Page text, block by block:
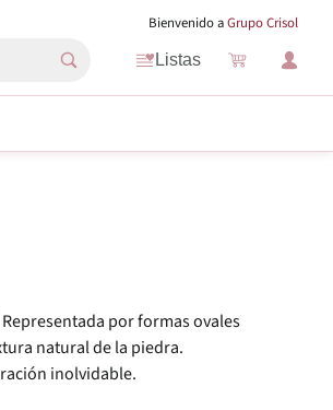
Bienvenido aGrupo Crisol
Listas
por formas ovales
natural de la piedra.
inolvidable.